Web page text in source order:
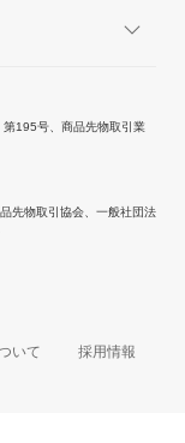
195号、商品先物取引業
先物取引協会、一般社団法
いて 採用情報